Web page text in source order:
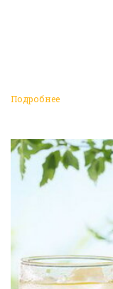
Подробнее